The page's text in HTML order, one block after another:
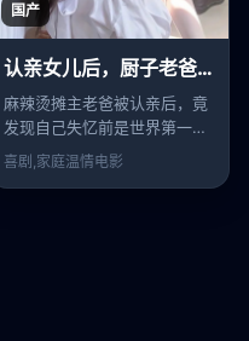
国产
认亲女儿后，厨子老爸不装了
麻辣烫摊主老爸被认亲后，竟
发现自己失忆前是世界第一神
厨。
喜剧,家庭温情电影